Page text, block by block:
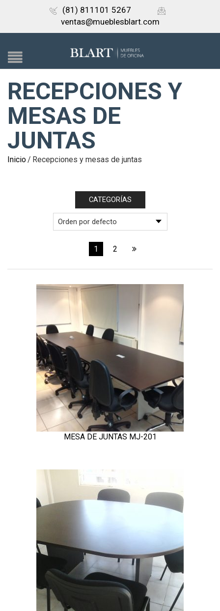
(81) 811101 5267
ventas@mueblesblart.com
RECEPCIONES Y
MESAS DE
JUNTAS
Inicio/ Recepciones y mesas de juntas
CATEGORÍAS
1 2
MESA DE JUNTAS MJ-201